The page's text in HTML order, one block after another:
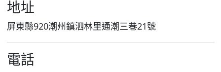
地址
屏東縣920潮州鎮泗林里通潮三巷21號
電話